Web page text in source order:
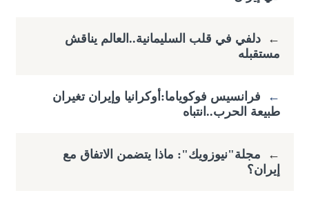
←
دلفي في قلب السليمانية..العالم يناقش
مستقبله
←
فرانسيس فوكوياما:أوكرانيا وإيران تغيران
طبيعة الحرب..انتباه
←
مجلة"نيوزويك": ماذا يتضمن الاتفاق مع
إيران؟